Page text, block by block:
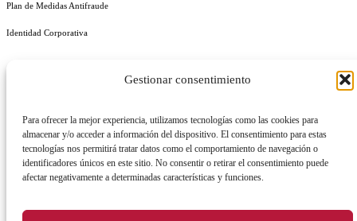
Gestionar consentimiento
Para ofrecer la mejor experiencia, utilizamos tecnologías como las cookies para
almacenar y/o acceder a información del dispositivo. El consentimiento para estas
tecnologías nos permitirá tratar datos como el comportamiento de navegación o
identificadores únicos en este sitio. No consentir o retirar el consentimiento puede
afectar negativamente a determinadas características y funciones.
Plan de Medidas Antifraude
Identidad Corporativa
AVISO LEGALPOLÍTICA DE PRIVACIDADPOLÍTICA DE COOKIES
POLÍTICA DE SEGURIDAD REGISTRO DE ACTIVIDADES DE TRATAMIENTO